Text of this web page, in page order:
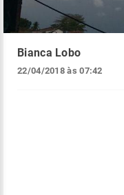
Bianca Lobo
22/04/2018 às 07:42